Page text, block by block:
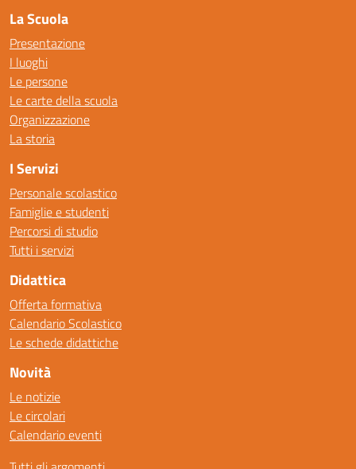
La Scuola
Presentazione
I luoghi
Le persone
Le carte della scuola
Organizzazione
La storia
I Servizi
Personale scolastico
Famiglie e studenti
Percorsi di studio
Tutti i servizi
Didattica
Offerta formativa
Calendario Scolastico
Le schede didattiche
Novità
Le notizie
Le circolari
Calendario eventi